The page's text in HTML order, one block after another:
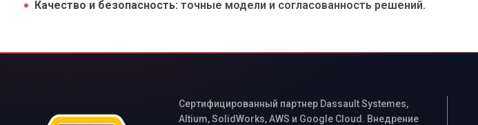
Качество и безопасность: точные модели и согласованность решений.
Сертифицированный партнер Dassault Systemes,
Altium, SolidWorks, AWS и Google Cloud. Внедрение